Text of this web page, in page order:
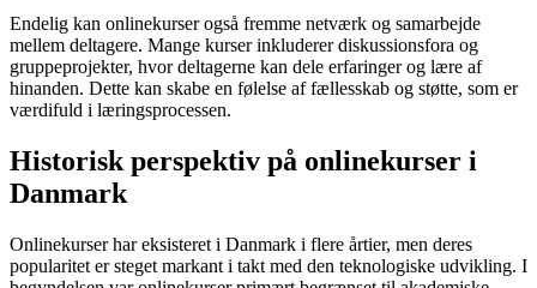
Endelig kan onlinekurser også fremme netværk og samarbejde
mellem deltagere. Mange kurser inkluderer diskussionsfora og
gruppeprojekter, hvor deltagerne kan dele erfaringer og lære af
hinanden. Dette kan skabe en følelse af fællesskab og støtte, som er
værdifuld i læringsprocessen.
Historisk perspektiv på onlinekurser i
Danmark
Onlinekurser har eksisteret i Danmark i flere årtier, men deres
popularitet er steget markant i takt med den teknologiske udvikling. I